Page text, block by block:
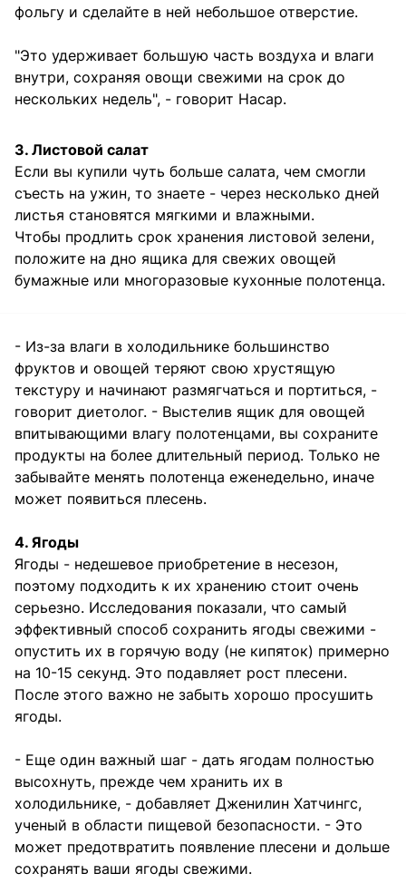
фольгу и сделайте в ней небольшое отверстие.
"Это удерживает большую часть воздуха и влаги
внутри, сохраняя овощи свежими на срок до
нескольких недель", - говорит Насар.
3. Листовой салат
Если вы купили чуть больше салата, чем смогли
съесть на ужин, то знаете - через несколько дней
листья становятся мягкими и влажными.
Чтобы продлить срок хранения листовой зелени,
положите на дно ящика для свежих овощей
бумажные или многоразовые кухонные полотенца.
- Из-за влаги в холодильнике большинство
фруктов и овощей теряют свою хрустящую
текстуру и начинают размягчаться и портиться, -
говорит диетолог. - Выстелив ящик для овощей
впитывающими влагу полотенцами, вы сохраните
продукты на более длительный период. Только не
забывайте менять полотенца еженедельно, иначе
может появиться плесень.
4. Ягоды
Ягоды - недешевое приобретение в несезон,
поэтому подходить к их хранению стоит очень
серьезно. Исследования показали, что самый
эффективный способ сохранить ягоды свежими -
опустить их в горячую воду (не кипяток) примерно
на 10-15 секунд. Это подавляет рост плесени.
После этого важно не забыть хорошо просушить
ягоды.
- Еще один важный шаг - дать ягодам полностью
высохнуть, прежде чем хранить их в
холодильнике, - добавляет Дженилин Хатчингс,
ученый в области пищевой безопасности. - Это
может предотвратить появление плесени и дольше
сохранять ваши ягоды свежими.